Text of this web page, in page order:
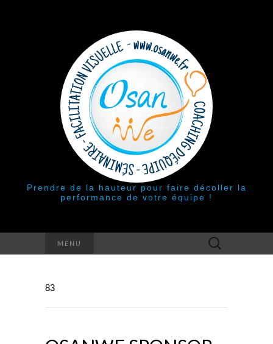
Prendre de la hauteur pour faire décoller la
performance de votre équipe !
MENU Rechercher :
83